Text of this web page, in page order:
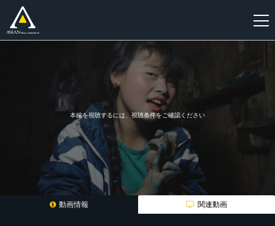
本編を視聴するには、視聴条件をご確認ください
動画情報 関連動画